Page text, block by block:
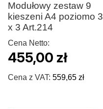
Modułowy zestaw 9
kieszeni A4 poziomo 3
x 3 Art.214
Cena Netto:
455,00 zł
Cena z VAT:559,65 zł